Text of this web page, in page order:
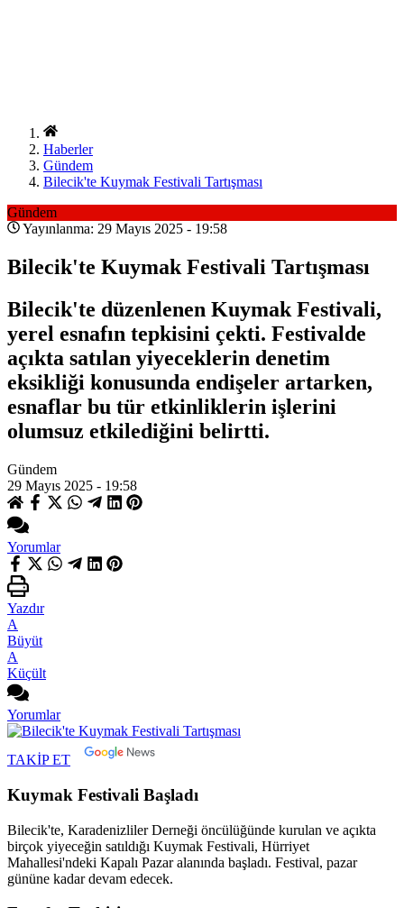
Haberler
Gündem
Bilecik'te Kuymak Festivali Tartışması
Gündem
Yayınlanma: 29 Mayıs 2025 - 19:58
Bilecik'te Kuymak Festivali Tartışması
Bilecik'te düzenlenen Kuymak Festivali,
yerel esnafın tepkisini çekti. Festivalde
açıkta satılan yiyeceklerin denetim
eksikliği konusunda endişeler artarken,
esnaflar bu tür etkinliklerin işlerini
olumsuz etkilediğini belirtti.
Gündem
29 Mayıs 2025 - 19:58
Yorumlar
Yazdır
A
Büyüt
A
Küçült
Yorumlar
TAKİP ET
Kuymak Festivali Başladı
Bilecik'te, Karadenizliler Derneği öncülüğünde kurulan ve açıkta
birçok yiyeceğin satıldığı Kuymak Festivali, Hürriyet
Mahallesi'ndeki Kapalı Pazar alanında başladı. Festival, pazar
gününe kadar devam edecek.